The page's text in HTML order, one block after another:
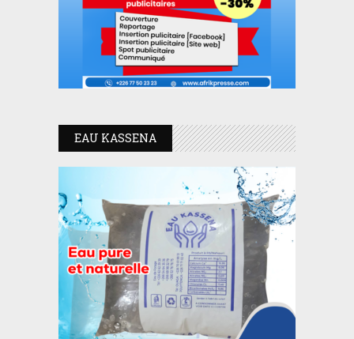
EAU KASSENA